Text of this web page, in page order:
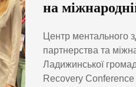
на
Центр ментального
партнерства та
Ладижинської
Recovery